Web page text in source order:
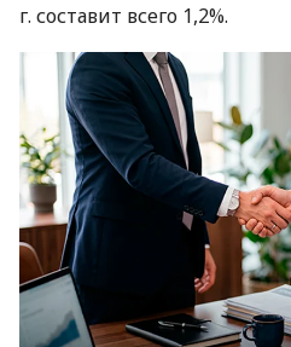
г. составит всего 1,2%.